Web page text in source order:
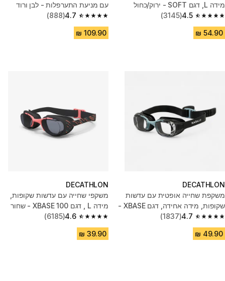
מידה L, דגם SOFT - ירוק/כחול
4.5
4.5 out of 5 stars from 3145 reviews
(3145)
עם מניעת התערפלות - לבן ורוד
מראה
4.7
4.7 out of 5 stars from 888 reviews
(888)
DECATHLON
משקפת שחייה אופטית עם עדשות
שקופות, מידה אחידה, דגם XBASE -
שחור
4.7
4.7 out of 5 stars from 1837 reviews
(1837)
DECATHLON
משקפי שחייה עם עדשות שקופות,
מידה L , דגם 100 XBASE - שחור
4.6
4.6 out of 5 stars from 6185 reviews
(6185)